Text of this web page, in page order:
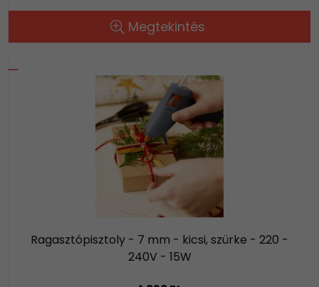
Megtekintés
Ragasztópisztoly - 7 mm - kicsi, szürke - 220 -
240V - 15W